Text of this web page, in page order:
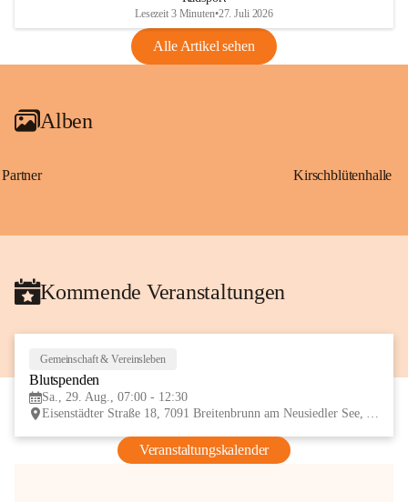
VBl. EU Nr. 18_2026Lesezeit 3 Minuten•27. Juli 2026
Alle Artikel sehen
Alben
Partner Kirschblütenhalle
Kommende Veranstaltungen
Gemeinschaft & Vereinsleben
Blutspenden
Sa., 29. Aug., 07:00 - 12:30
Eisenstädter Straße 18, 7091 Breitenbrunn am Neusiedler See, AUT
Veranstaltungskalender